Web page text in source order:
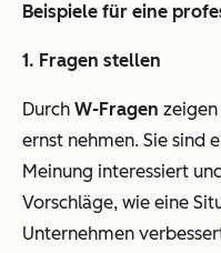
Beispiele für eine
1. Fragen stellen
Durch W-Fragen zeigen
ernst nehmen. Sie sind
Meinung interessiert
Vorschläge, wie eine
Unternehmen